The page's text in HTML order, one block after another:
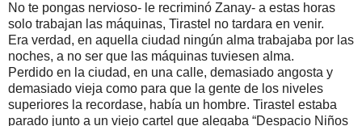
No te pongas nervioso- le recriminó Zanay- a estas horas
solo trabajan las máquinas, Tirastel no tardara en venir.
Era verdad, en aquella ciudad ningún alma trabajaba por las
noches, a no ser que las máquinas tuviesen alma.
Perdido en la ciudad, en una calle, demasiado angosta y
demasiado vieja como para que la gente de los niveles
superiores la recordase, había un hombre. Tirastel estaba
parado junto a un viejo cartel que alegaba “Despacio Niños